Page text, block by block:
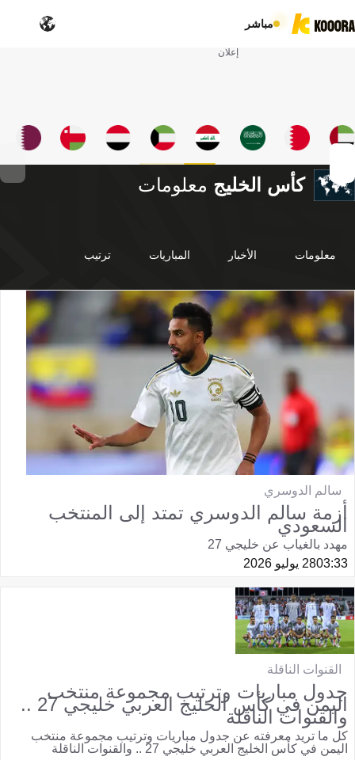
مباشر
إعلان
كأس الخليج معلومات
معلومات الأخبار المباريات ترتيب
سالم الدوسري
أزمة سالم الدوسري تمتد إلى المنتخب
السعودي
مهدد بالغياب عن خليجي 27
03:3328 يوليو 2026
القنوات الناقلة
جدول مباريات وترتيب مجموعة منتخب
اليمن في كأس الخليج العربي خليجي 27 ..
والقنوات الناقلة
كل ما تريد معرفته عن جدول مباريات وترتيب مجموعة منتخب
اليمن في كأس الخليج العربي خليجي 27 .. والقنوات الناقلة